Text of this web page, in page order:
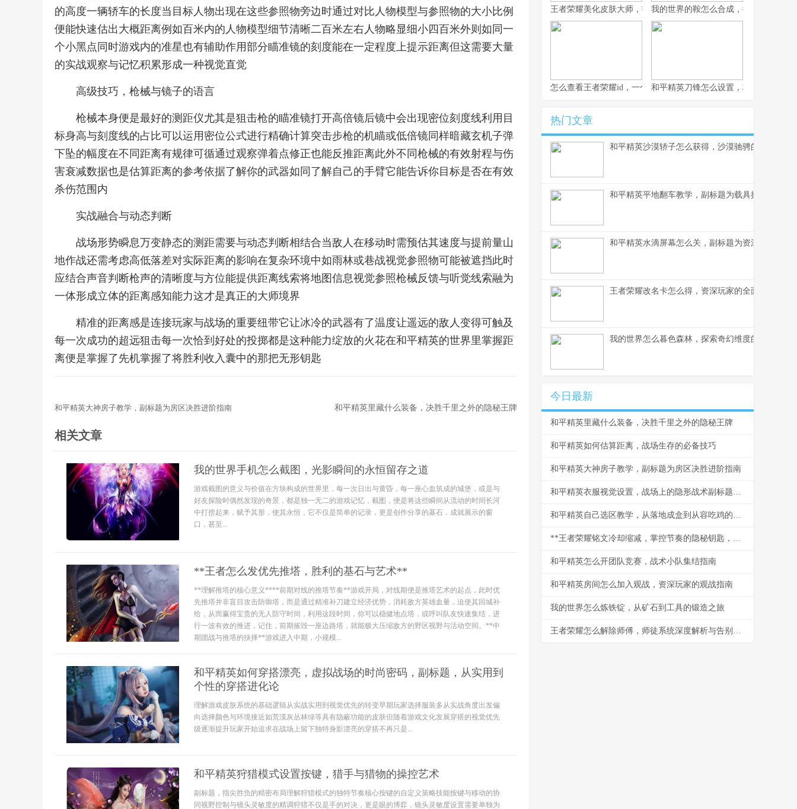
的高度一辆轿车的长度当目标人物出现在这些参照物旁边时通过对比人物模型与参照物的大小比例
便能快速估出大概距离例如百米内的人物模型细节清晰二百米左右人物略显细小四百米外则如同一
个小黑点同时游戏内的准星也有辅助作用部分瞄准镜的刻度能在一定程度上提示距离但这需要大量
的实战观察与记忆积累形成一种视觉直觉
高级技巧，枪械与镜子的语言
枪械本身便是最好的测距仪尤其是狙击枪的瞄准镜打开高倍镜后镜中会出现密位刻度线利用目
标身高与刻度线的占比可以运用密位公式进行精确计算突击步枪的机瞄或低倍镜同样暗藏玄机子弹
下坠的幅度在不同距离有规律可循通过观察弹着点修正也能反推距离此外不同枪械的有效射程与伤
害衰减数据也是估算距离的参考依据了解你的武器如同了解自己的手臂它能告诉你目标是否在有效
杀伤范围内
实战融合与动态判断
战场形势瞬息万变静态的测距需要与动态判断相结合当敌人在移动时需预估其速度与提前量山
地作战还需考虑高低落差对实际距离的影响在复杂环境中如雨林或巷战视觉参照物可能被遮挡此时
应结合声音判断枪声的清晰度与方位能提供距离线索将地图信息视觉参照枪械反馈与听觉线索融为
一体形成立体的距离感知能力这才是真正的大师境界
精准的距离感是连接玩家与战场的重要纽带它让冰冷的武器有了温度让遥远的敌人变得可触及
每一次成功的超远狙击每一次恰到好处的投掷都是这种能力绽放的火花在和平精英的世界里掌握距
离便是掌握了先机掌握了将胜利收入囊中的那把无形钥匙
和平精英大神房子教学，副标题为房区决胜进阶指南 和平精英里藏什么装备，决胜千里之外的隐秘王牌
相关文章
我的世界手机怎么截图，光影瞬间的永恒留存之道
游戏截图的意义与价值在方块构成的世界里，每一次日出与黄昏，每一座心血筑成的城堡，或是与
好友探险时偶然发现的奇景，都是独一无二的游戏记忆，截图，便是将这些瞬间从流动的时间长河
中打捞起来，赋予其形，使其永恒，它不仅是简单的记录，更是创作分享的基石，成就展示的窗
口，甚至...
**王者怎么发优先推塔，胜利的基石与艺术**
**理解推塔的核心意义****前期对线的推塔节奏**游戏开局，对线期便是推塔艺术的起点，此时优
先推塔并非盲目攻击防御塔，而是通过精准补刀建立经济优势，消耗敌方英雄血量，迫使其回城补
给，从而赢得宝贵的无人防守时间，利用这段时间，你可以稳健地点塔，或呼叫队友快速集结，进
行一波有效的推进，记住，前期摧毁一座边路塔，就能极大压缩敌方的野区视野与活动空间。**中
期团战与推塔的抉择**游戏进入中期，小规模...
和平精英如何穿搭漂亮，虚拟战场的时尚密码，副标题，从实用到
个性的穿搭进化论
理解游戏皮肤系统的基础逻辑从实战实用到视觉优先的转变早期玩家选择服装多从实战角度出发偏
向选择颜色与环境接近如荒漠灰丛林绿等具有隐蔽功能的皮肤但随着游戏文化发展穿搭的视觉优先
级逐渐提升玩家开始追求在战场上留下独特身影漂亮的穿搭不再只是...
和平精英狩猎模式设置按键，猎手与猎物的操控艺术
副标题，指尖胜负的精密布局理解狩猎模式的独特节奏核心按键的自定义策略技能按键与移动的协
同视野控制与镜头灵敏度的精调狩猎不仅是手的对决，更是眼的博弈，镜头灵敏度设置需要单独为
王者荣耀美化皮肤大师，指尖重塑华彩的英雄幻梦，副标题为虚拟
我的世界的鞍怎么合成，探寻无法制作
怎么查看王者荣耀id，一个资深玩家的全面指南，副标题，从基础
和平精英刀锋怎么设置，极致近战的艺
热门文章
和平精英沙漠轿子怎么获得，沙漠驰骋的独特载具
和平精英平地翻车教学，副标题为载具操控进阶与
和平精英水滴屏幕怎么关，副标题为资深玩家视角
王者荣耀改名卡怎么得，资深玩家的全面获取指
我的世界怎么暮色森林，探索奇幻维度的冒险指南
今日最新
和平精英里藏什么装备，决胜千里之外的隐秘王牌
和平精英如何估算距离，战场生存的必备技巧
和平精英大神房子教学，副标题为房区决胜进阶指南
和平精英衣服视觉设置，战场上的隐形战术副标题，色彩与轮廓的博弈艺术
和平精英自己选区教学，从落地成盒到从容吃鸡的必经之路
**王者荣耀铭文冷却缩减，掌控节奏的隐秘钥匙，副标题，时间法则下的终极博弈**
和平精英怎么开团队竞赛，战术小队集结指南
和平精英房间怎么加入观战，资深玩家的观战指南
我的世界怎么炼铁锭，从矿石到工具的锻造之旅
王者荣耀怎么解除师傅，师徒系统深度解析与告别指南